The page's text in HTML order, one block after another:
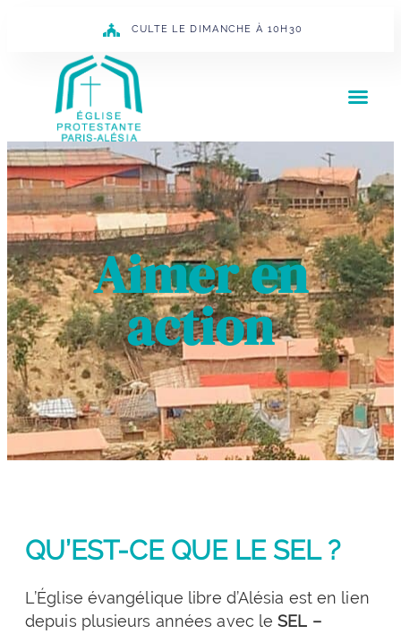
CULTE LE DIMANCHE À 10H30
Aimer en
action
QU’EST-CE QUE LE SEL ?
L’Église évangélique libre d’Alésia est en lien
depuis plusieurs années avec leSEL –